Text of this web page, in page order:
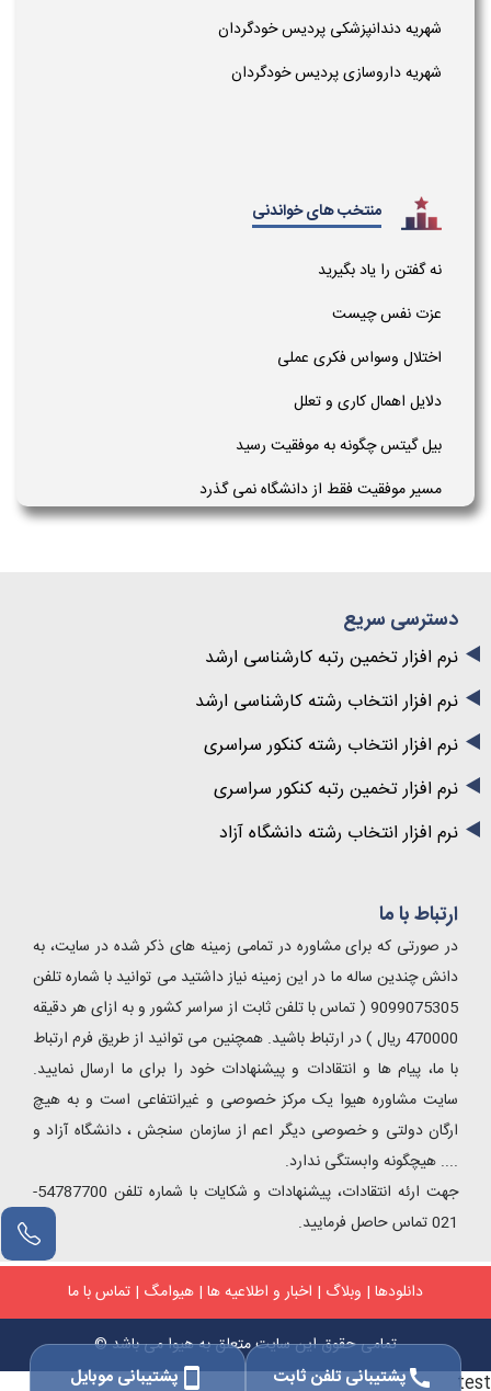
شهریه دندانپزشکی پردیس خودگردان
شهریه داروسازی پردیس خودگردان
منتخب های خواندنی
نه گفتن را یاد بگیرید
عزت نفس چیست
اختلال وسواس فکری عملی
دلایل اهمال کاری و تعلل
بیل گیتس چگونه به موفقیت رسید
مسیر موفقیت فقط از دانشگاه نمی گذرد
دسترسی سریع
نرم افزار تخمین رتبه کارشناسی ارشد
نرم افزار انتخاب رشته کارشناسی ارشد
نرم افزار انتخاب رشته کنکور سراسری
نرم افزار تخمین رتبه کنکور سراسری
نرم افزار انتخاب رشته دانشگاه آزاد
ارتباط با ما
در صورتی که برای مشاوره در تمامی زمینه های ذکر شده در سایت، به
دانش چندین ساله ما در این زمینه نیاز داشتید می توانید با شماره تلفن
9099075305 ( تماس با تلفن ثابت از سراسر کشور و به ازای هر دقیقه
470000 ریال ) در ارتباط باشید. همچنین می توانید از طریق فرم ارتباط
با ما، پیام ها و انتقادات و پیشنهادات خود را برای ما ارسال نمایید.
سایت مشاوره هیوا یک مرکز خصوصی و غیرانتفاعی است و به هیچ
ارگان دولتی و خصوصی دیگر اعم از سازمان سنجش ، دانشگاه آزاد و
.... هیچگونه وابستگی ندارد.
جهت ارئه انتقادات، پیشنهادات و شکایات با شماره تلفن 54787700-
021 تماس حاصل فرمایید.
دانلودها | وبلاگ | اخبار و اطلاعیه ها | هیوامگ | تماس با ما
تمامی حقوق این سایت متعلق به هیوا می باشد ©
test
callپشتیبانی تلفن ثابت smartphoneپشتیبانی موبایل